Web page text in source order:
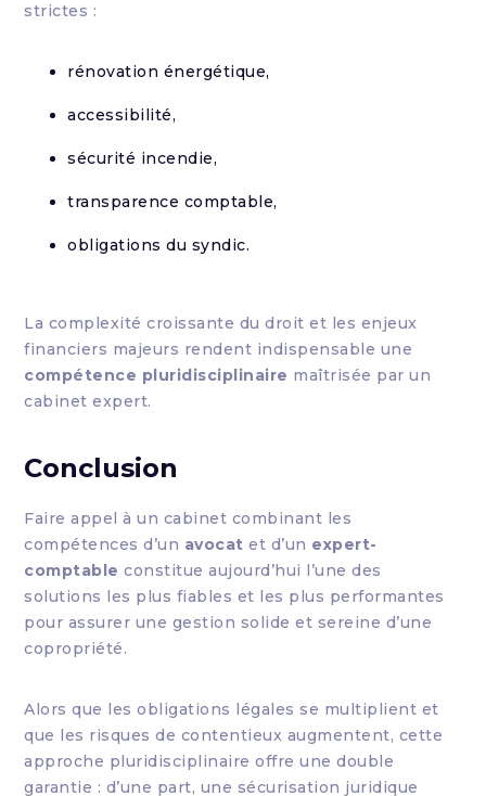
strictes :
rénovation énergétique,
accessibilité,
sécurité incendie,
transparence comptable,
obligations du syndic.
La complexité croissante du droit et les enjeux
financiers majeurs rendent indispensable une
compétence pluridisciplinaire maîtrisée par un
cabinet expert.
Conclusion
Faire appel à un cabinet combinant les
compétences d’un avocat et d’un expert-
comptable constitue aujourd’hui l’une des
solutions les plus fiables et les plus performantes
pour assurer une gestion solide et sereine d’une
copropriété.
Alors que les obligations légales se multiplient et
que les risques de contentieux augmentent, cette
approche pluridisciplinaire offre une double
garantie : d’une part, une sécurisation juridique